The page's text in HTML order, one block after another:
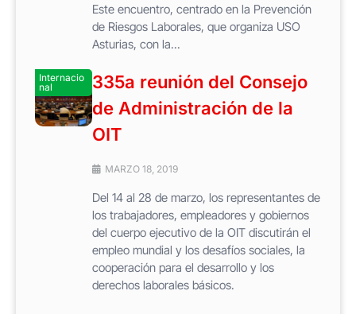
Este encuentro, centrado en la Prevención
de Riesgos Laborales, que organiza USO
Asturias, con la...
Internacio
nal
335a reunión del Consejo
de Administración de la
OIT
MARZO 18, 2019
Del 14 al 28 de marzo, los representantes de
los trabajadores, empleadores y gobiernos
del cuerpo ejecutivo de la OIT discutirán el
empleo mundial y los desafíos sociales, la
cooperación para el desarrollo y los
derechos laborales básicos.